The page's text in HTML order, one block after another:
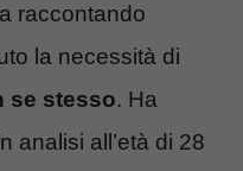
raccontando
la necessità di
se stesso. Ha
analisi all’età di 28